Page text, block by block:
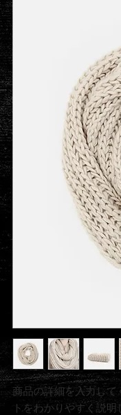
商品の詳細を入力し
トをわかりやすく説明